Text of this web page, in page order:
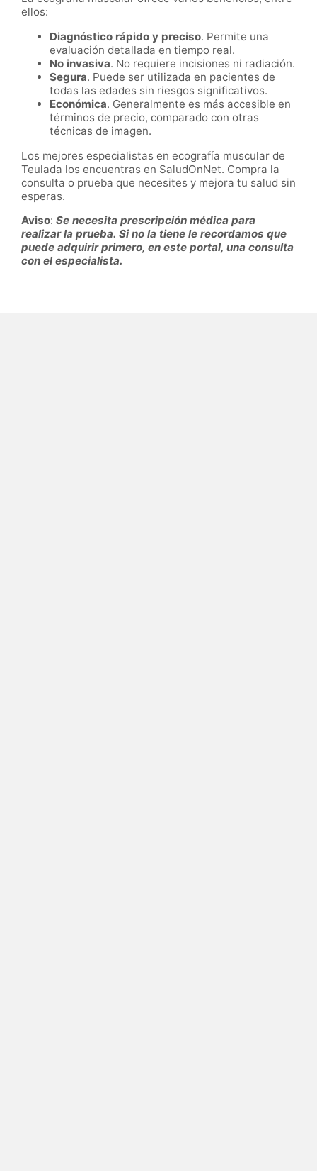
ellos:
Diagnóstico rápido y preciso. Permite una
evaluación detallada en tiempo real.
No invasiva. No requiere incisiones ni radiación.
Segura. Puede ser utilizada en pacientes de
todas las edades sin riesgos significativos.
Económica. Generalmente es más accesible en
términos de precio, comparado con otras
técnicas de imagen.
Los mejores especialistas en ecografía muscular de
Teulada los encuentras en SaludOnNet. Compra la
consulta o prueba que necesites y mejora tu salud sin
esperas.
Aviso: Se necesita prescripción médica para
realizar la prueba. Si no la tiene le recordamos que
puede adquirir primero, en este portal, una consulta
con el especialista.